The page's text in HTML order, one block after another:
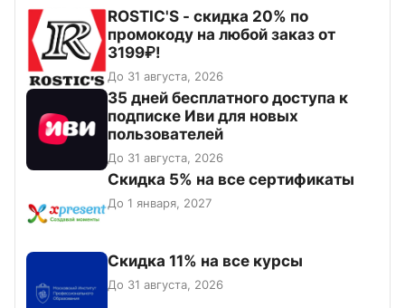
ROSTIC'S - скидка 20% по
промокоду на любой заказ от
3199₽!
До 31 августа, 2026
35 дней бесплатного доступа к
подписке Иви для новых
пользователей
До 31 августа, 2026
Скидка 5% на все сертификаты
До 1 января, 2027
Скидка 11% на все курсы
До 31 августа, 2026